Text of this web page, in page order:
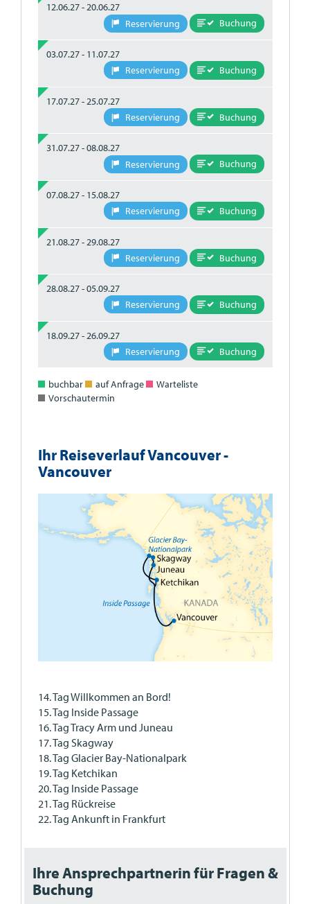
12.06.27 - 20.06.27
Reservierung
Buchung
03.07.27 - 11.07.27
Reservierung
Buchung
17.07.27 - 25.07.27
Reservierung
Buchung
31.07.27 - 08.08.27
Reservierung
Buchung
07.08.27 - 15.08.27
Reservierung
Buchung
21.08.27 - 29.08.27
Reservierung
Buchung
28.08.27 - 05.09.27
Reservierung
Buchung
18.09.27 - 26.09.27
Reservierung
Buchung
buchbar auf Anfrage
Warteliste
Vorschautermin
Ihr Reiseverlauf Vancouver -
Vancouver
14. Tag Willkommen an Bord!
15. Tag Inside Passage
16. Tag Tracy Arm und Juneau
17. Tag Skagway
18. Tag Glacier Bay-Nationalpark
19. Tag Ketchikan
20. Tag Inside Passage
21. Tag Rückreise
22. Tag Ankunft in Frankfurt
Ihre Ansprechpartnerin für Fragen &
Buchung